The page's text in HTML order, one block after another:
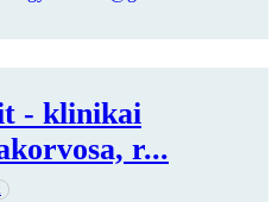
- klinikai
r...